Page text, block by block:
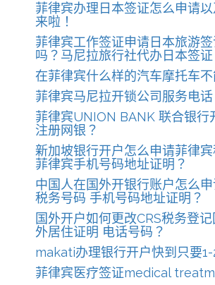
菲律宾办理日本签证怎么申请
来啦！
菲律宾工作签证申请日本旅游
吗？马尼拉旅行社代办日本签证
在菲律宾什么样的汽车摩托车不
菲律宾马尼拉开锁公司服务电话
菲律宾UNION BANK 联合银行
注册网银？
新加坡银行开户怎么申请菲律
菲律宾手机号码地址证明？
中国人在国外开银行账户怎么
税务号码 手机号码地址证明？
国外开户如何更改CRS税务登
外居住证明 电话号码？
makati办理银行开户快到只要1-
菲律宾医疗签证medical